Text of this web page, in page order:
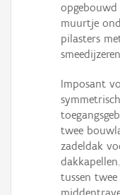
muurtje
pilasters
Imposant
twee
zadeldak
tussen twee